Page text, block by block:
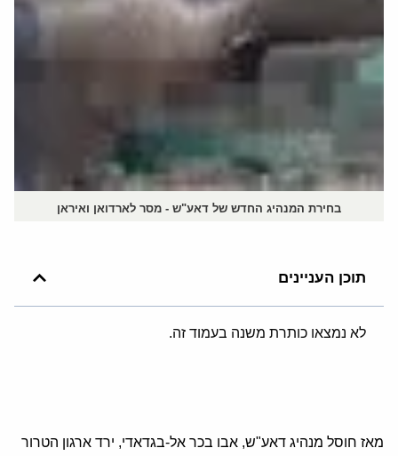
בחירת המנהיג החדש של דאע"ש - מסר לארדואן ואיראן
תוכן העניינים
לא נמצאו כותרת משנה בעמוד זה.
מאז חוסל מנהיג דאע"ש, אבו בכר אל-בגדאדי, ירד ארגון הטרור